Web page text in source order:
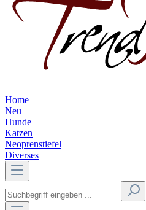
Home
Neu
Hunde
Katzen
Neoprenstiefel
Diverses